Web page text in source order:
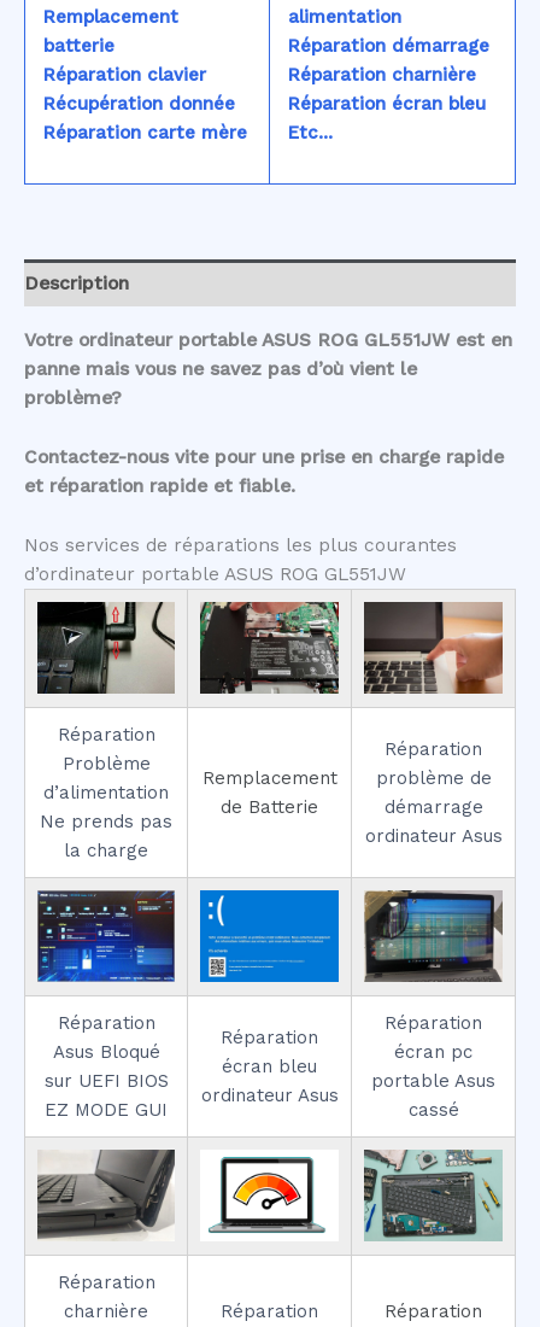
Remplacement
batterie
Réparation clavier
Récupération donnée
Réparation carte mère
alimentation
Réparation démarrage
Réparation charnière
Réparation écran bleu
Etc...
Description
Votre ordinateur portable ASUS ROG GL551JW est en
panne mais vous ne savez pas d’où vient le
problème?
Contactez-nous vite pour une prise en charge rapide
et réparation rapide et fiable.
Nos services de réparations les plus courantes
d’ordinateur portable ASUS ROG GL551JW
Réparation
Problème
d’alimentation
Ne prends pas
la charge
Remplacement
de Batterie
Réparation
problème de
démarrage
ordinateur Asus
Réparation
Asus Bloqué
sur UEFI BIOS
EZ MODE GUI
Réparation
écran bleu
ordinateur Asus
Réparation
écran pc
portable Asus
cassé
Réparation
charnière
Réparation
Réparation